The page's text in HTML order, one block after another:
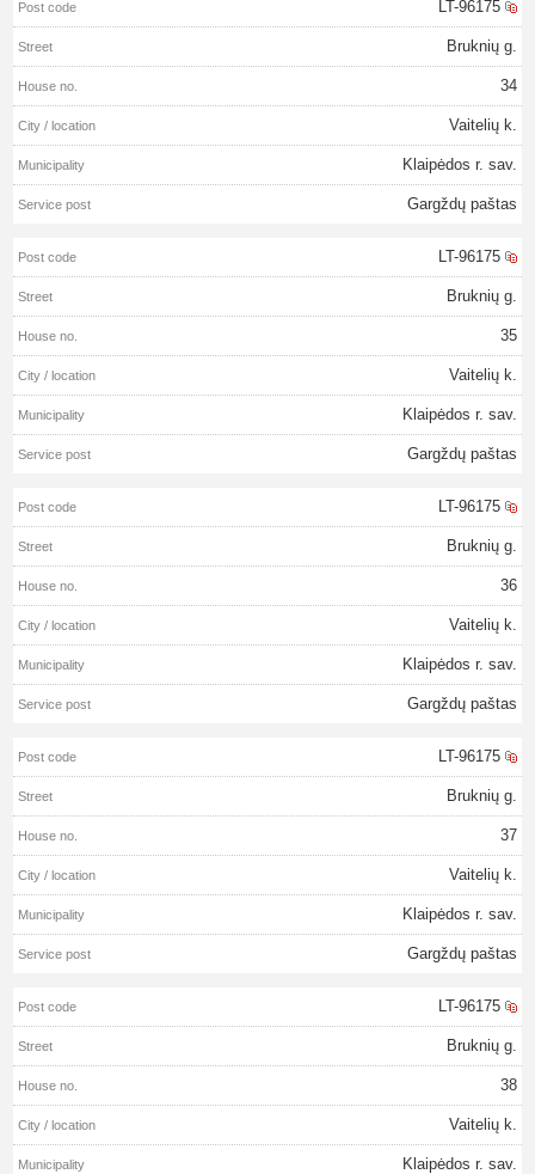
LT-96175
Bruknių g.
34
Vaitelių k.
Klaipėdos r. sav.
Gargždų paštas
LT-96175
Bruknių g.
35
Vaitelių k.
Klaipėdos r. sav.
Gargždų paštas
LT-96175
Bruknių g.
36
Vaitelių k.
Klaipėdos r. sav.
Gargždų paštas
LT-96175
Bruknių g.
37
Vaitelių k.
Klaipėdos r. sav.
Gargždų paštas
LT-96175
Bruknių g.
38
Vaitelių k.
Klaipėdos r. sav.